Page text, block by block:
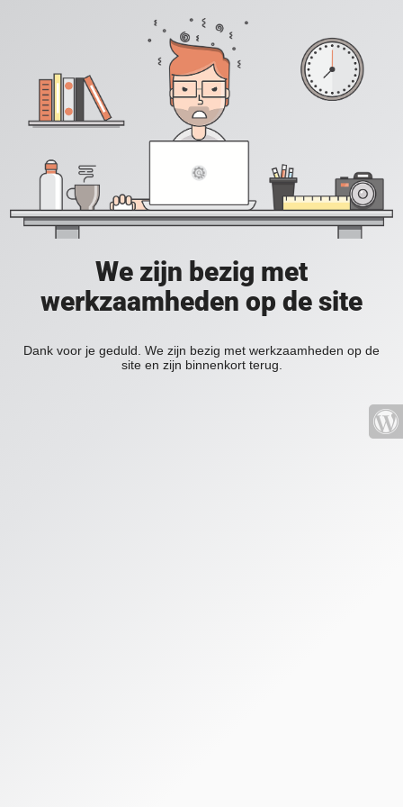
We zijn bezig met
werkzaamheden op de site
Dank voor je geduld. We zijn bezig met werkzaamheden op de
site en zijn binnenkort terug.